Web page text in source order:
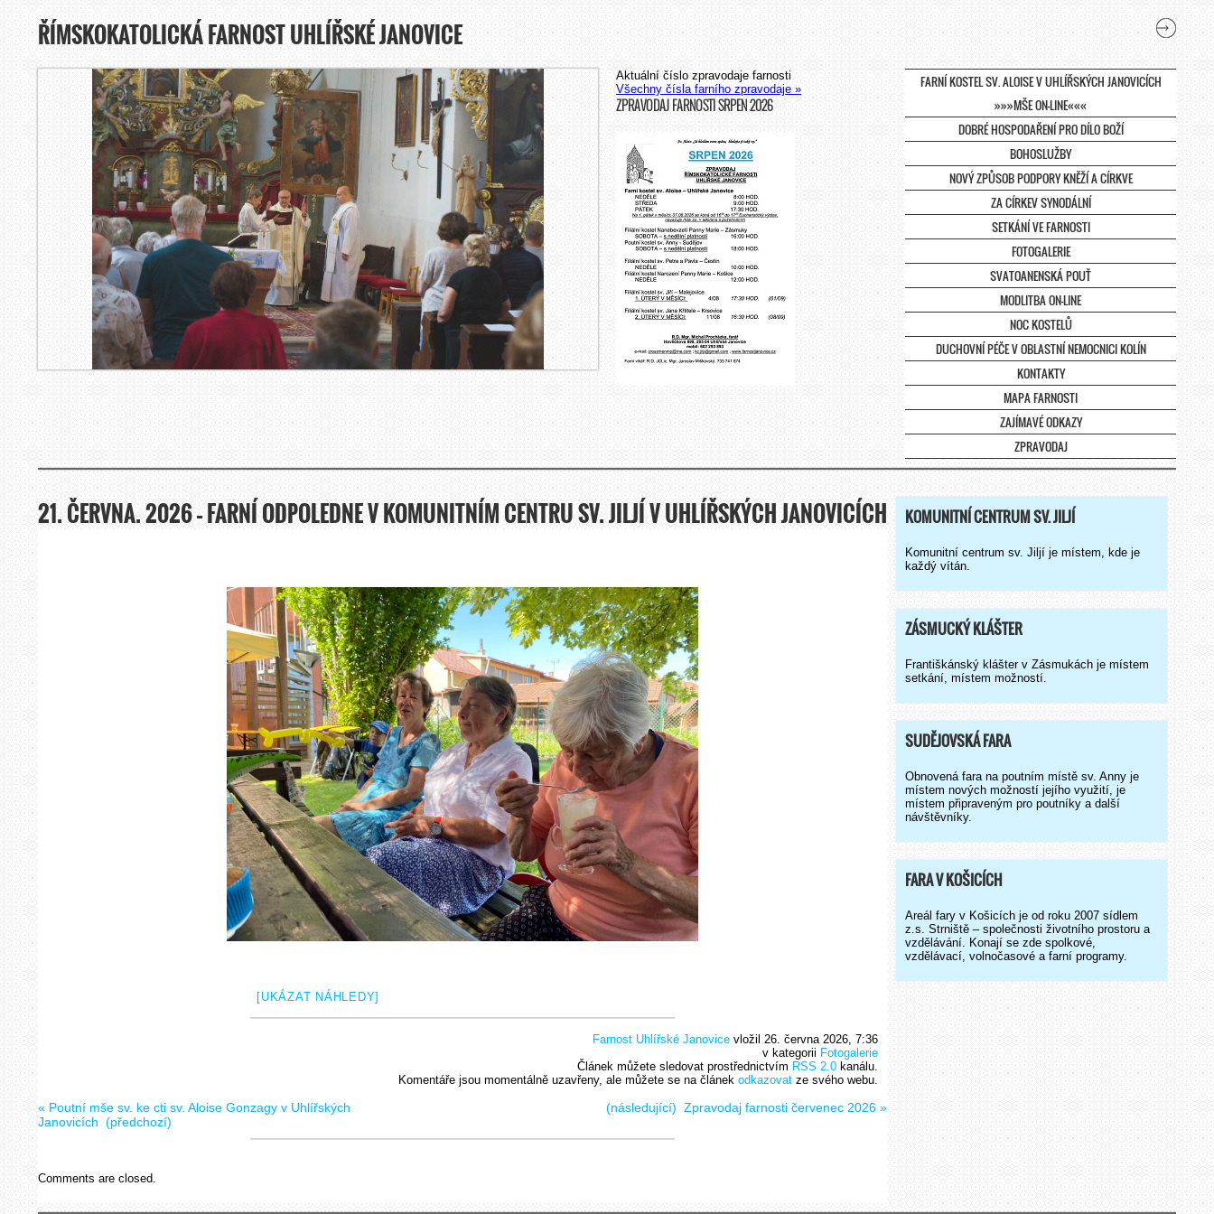
ŘÍMSKOKATOLICKÁ FARNOST UHLÍŘSKÉ JANOVICE
Aktuální číslo zpravodaje farnosti
Všechny čísla farního zpravodaje »
ZPRAVODAJ FARNOSTI SRPEN 2026
FARNÍ KOSTEL SV. ALOISE V UHLÍŘSKÝCH JANOVICÍCH
»»»MŠE ON-LINE«««
DOBRÉ HOSPODAŘENÍ PRO DÍLO BOŽÍ
BOHOSLUŽBY
NOVÝ ZPŮSOB PODPORY KNĚŽÍ A CÍRKVE
ZA CÍRKEV SYNODÁLNÍ
SETKÁNÍ VE FARNOSTI
FOTOGALERIE
SVATOANENSKÁ POUŤ
MODLITBA ON-LINE
NOC KOSTELŮ
DUCHOVNÍ PÉČE V OBLASTNÍ NEMOCNICI KOLÍN
KONTAKTY
MAPA FARNOSTI
ZAJÍMAVÉ ODKAZY
ZPRAVODAJ
21. ČERVNA. 2026 – FARNÍ ODPOLEDNE V KOMUNITNÍM CENTRU SV. JILJÍ V UHLÍŘSKÝCH JANOVICÍCH
[UKÁZAT NÁHLEDY]
Farnost Uhlířské Janovice vložil 26. června 2026, 7:36
v kategorii Fotogalerie
Článek můžete sledovat prostřednictvím RSS 2.0 kanálu.
Komentáře jsou momentálně uzavřeny, ale můžete se na článek odkazovat ze svého webu.
« Poutní mše sv. ke cti sv. Aloise Gonzagy v Uhlířských
Janovicích (předchozí)
(následující) Zpravodaj farnosti červenec 2026 »
Comments are closed.
KOMUNITNÍ CENTRUM SV. JILJÍ
Komunitní centrum sv. Jiljí je místem, kde je
každý vítán.
ZÁSMUCKÝ KLÁŠTER
Františkánský klášter v Zásmukách je místem
setkání, místem možností.
SUDĚJOVSKÁ FARA
Obnovená fara na poutním místě sv. Anny je
místem nových možností jejího využití, je
místem připraveným pro poutníky a další
návštěvníky.
FARA V KOŠICÍCH
Areál fary v Košicích je od roku 2007 sídlem
z.s. Strniště – společnosti životního prostoru a
vzdělávání. Konají se zde spolkové,
vzdělávací, volnočasové a farní programy.